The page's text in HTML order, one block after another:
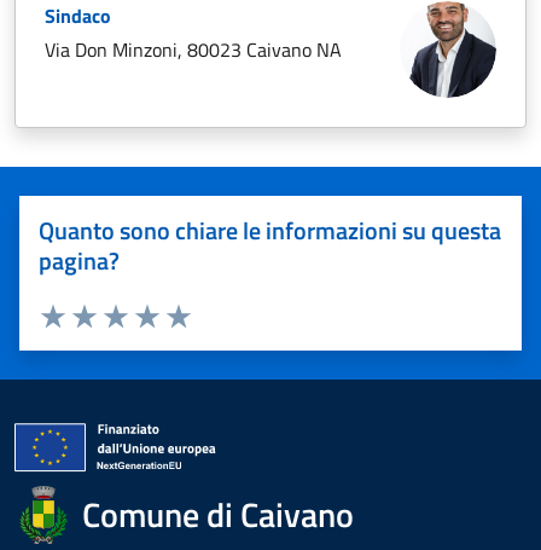
Sindaco
Via Don Minzoni, 80023 Caivano NA
Quanto sono chiare le informazioni su questa
pagina?
Valuta 5 stelle su 5
Valuta 4 stelle su 5
Valuta 3 stelle su 5
Valuta 2 stelle su 5
Valuta 1 stelle su 5
Comune di Caivano